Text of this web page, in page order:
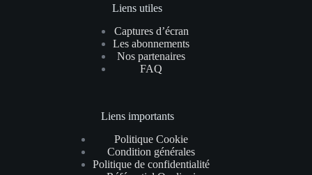
Liens utiles
Captures d’écran
Les abonnements
Nos partenaires
FAQ
Liens importants
Politique Cookie
Condition générales
Politique de confidentialité